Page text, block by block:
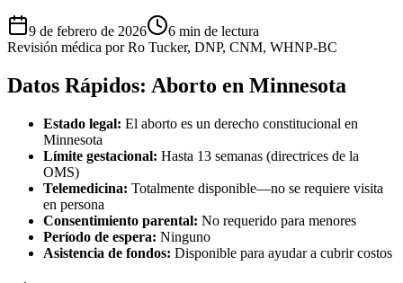
9 de febrero de 2026
6 min de lectura
Revisión médica porRo Tucker, DNP, CNM, WHNP-BC
Datos Rápidos: Aborto en Minnesota
Estado legal: El aborto es un derecho constitucional en
Minnesota
Límite gestacional: Hasta 13 semanas (directrices de la
OMS)
Telemedicina: Totalmente disponible—no se requiere visita
en persona
Consentimiento parental: No requerido para menores
Período de espera: Ninguno
Asistencia de fondos: Disponible para ayudar a cubrir costos